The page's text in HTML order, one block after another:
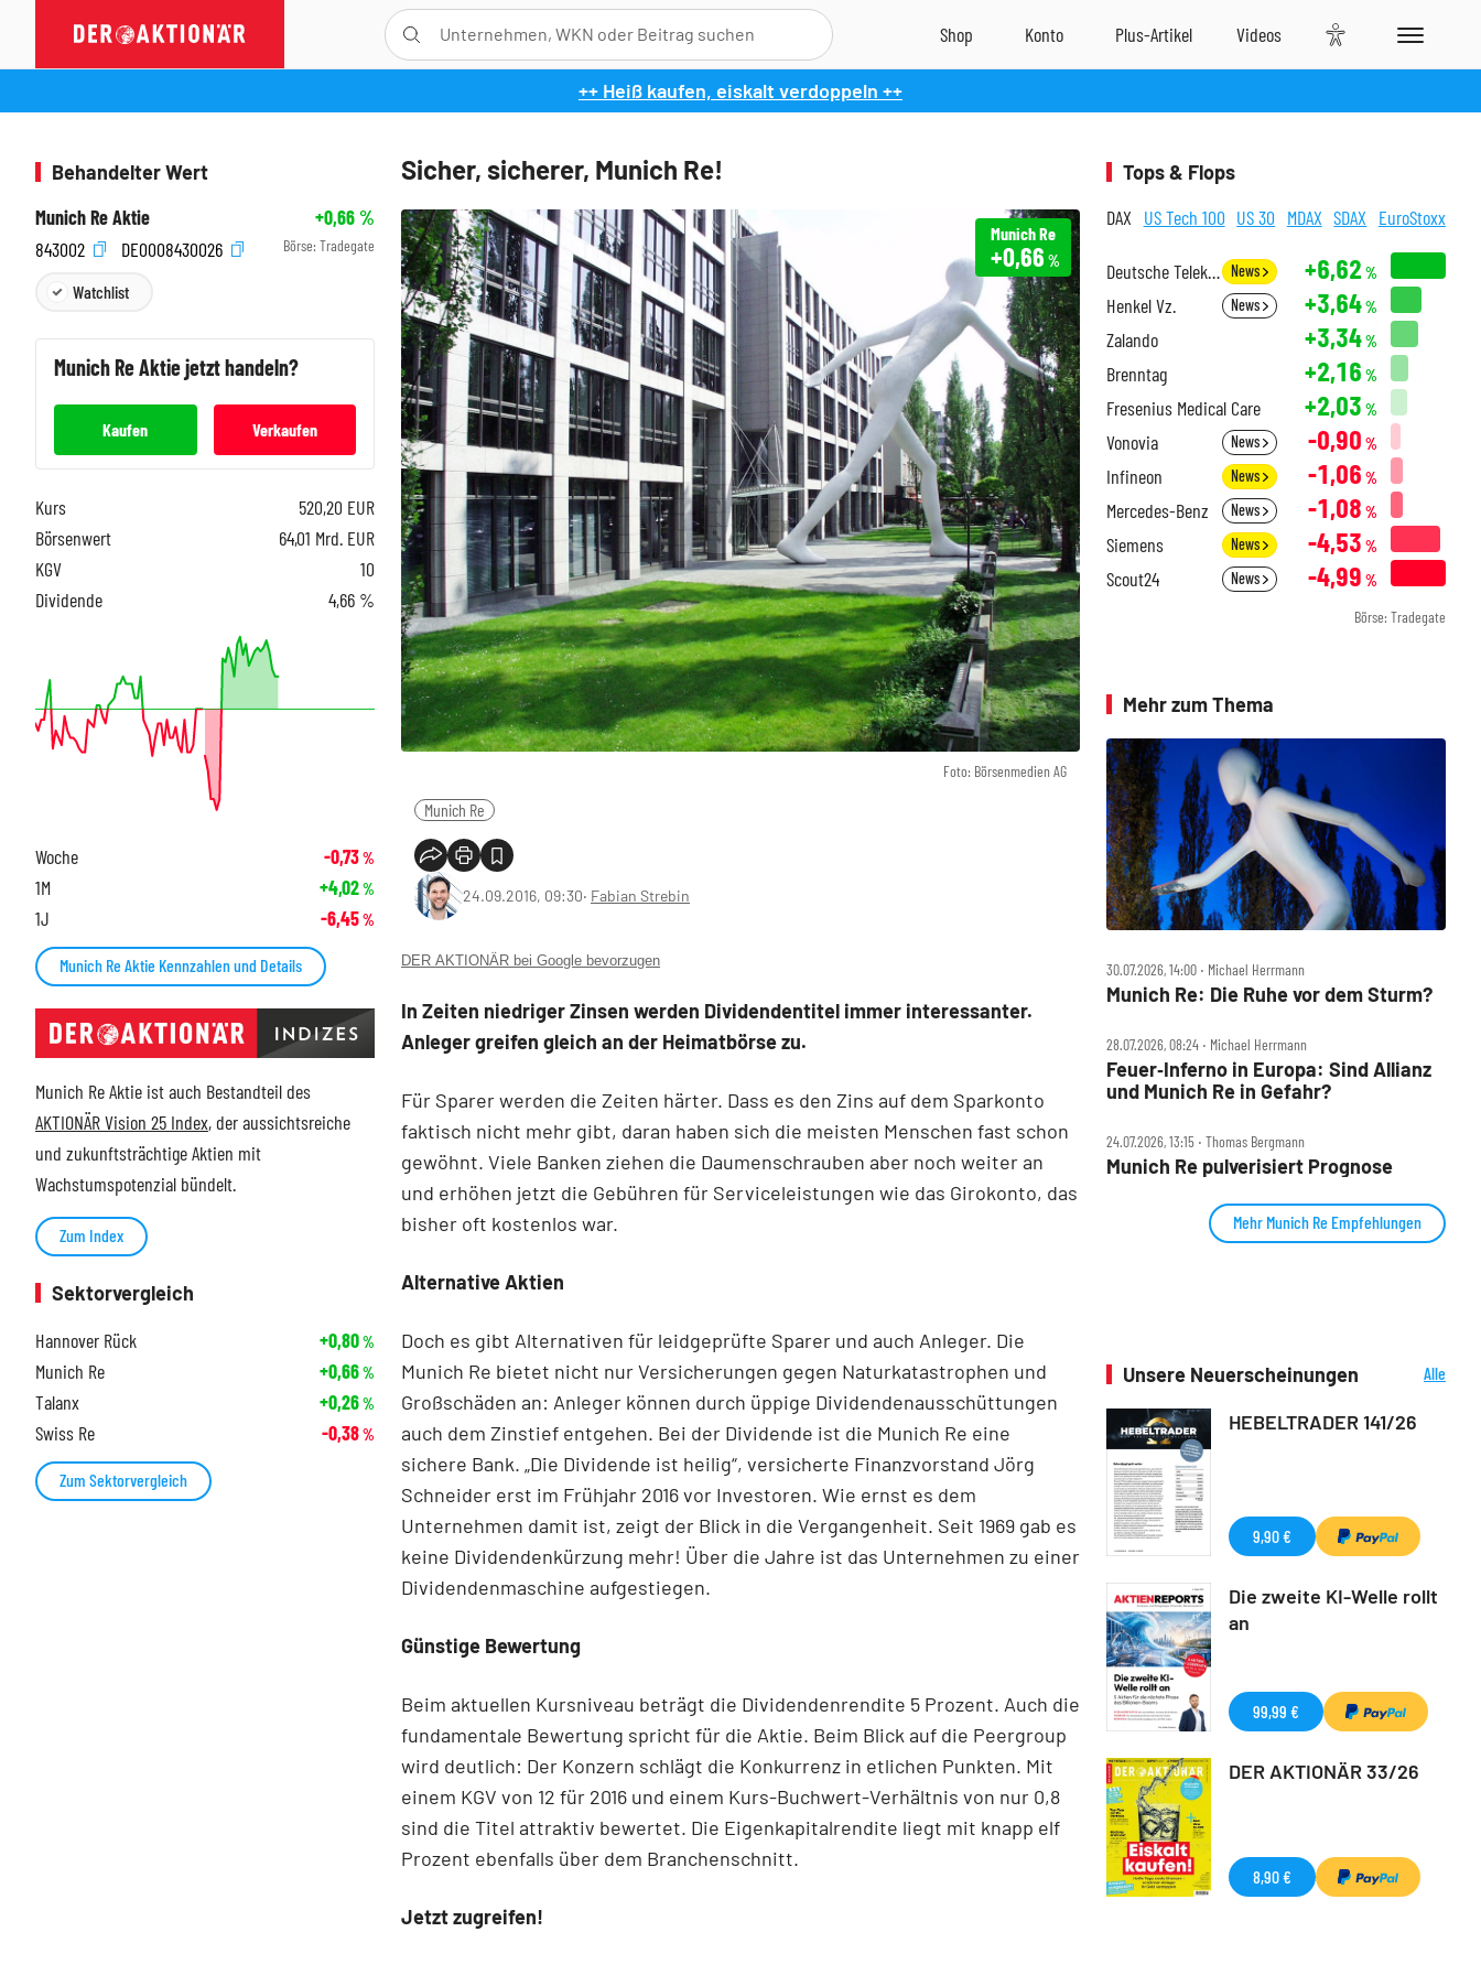
++ Heiß kaufen, eiskalt verdoppeln ++
Sicher, sicherer, Munich Re!
Foto: Börsenmedien AG
Munich Re
+0,66 %
Munich Re
24.09.2016, 09:30‧ Fabian Strebin
DER AKTIONÄR bei Google bevorzugen
In Zeiten niedriger Zinsen werden Dividendentitel immer interessanter.
Anleger greifen gleich an der Heimatbörse zu.
Für Sparer werden die Zeiten härter. Dass es den Zins auf dem Sparkonto
faktisch nicht mehr gibt, daran haben sich die meisten Menschen fast schon
gewöhnt. Viele Banken ziehen die Daumenschrauben aber noch weiter an
und erhöhen jetzt die Gebühren für Serviceleistungen wie das Girokonto, das
bisher oft kostenlos war.
Alternative Aktien
Doch es gibt Alternativen für leidgeprüfte Sparer und auch Anleger. Die
Munich Re bietet nicht nur Versicherungen gegen Naturkatastrophen und
Großschäden an: Anleger können durch üppige Dividendenausschüttungen
auch dem Zinstief entgehen. Bei der Dividende ist die Munich Re eine
sichere Bank. „Die Dividende ist heilig“, versicherte Finanzvorstand Jörg
Schneider erst im Frühjahr 2016 vor Investoren. Wie ernst es dem
Unternehmen damit ist, zeigt der Blick in die Vergangenheit. Seit 1969 gab es
keine Dividendenkürzung mehr! Über die Jahre ist das Unternehmen zu einer
Dividendenmaschine aufgestiegen.
Günstige Bewertung
Beim aktuellen Kursniveau beträgt die Dividendenrendite 5 Prozent. Auch die
fundamentale Bewertung spricht für die Aktie. Beim Blick auf die Peergroup
wird deutlich: Der Konzern schlägt die Konkurrenz in etlichen Punkten. Mit
einem KGV von 12 für 2016 und einem Kurs-Buchwert-Verhältnis von nur 0,8
sind die Titel attraktiv bewertet. Die Eigenkapitalrendite liegt mit knapp elf
Prozent ebenfalls über dem Branchenschnitt.
Jetzt zugreifen!
Behandelter Wert
Munich Re Aktie
+0,66%
843002
DE0008430026 Börse: Tradegate
Watchlist
Munich ReAktie jetzt handeln?
Kaufen Verkaufen
Kurs 520,20 EUR
Börsenwert
64,01 Mrd. EUR
KGV
10
Dividende
4,66 %
Woche -0,73%
1M +4,02%
1J -6,45%
Munich Re Aktie Kennzahlen und Details
Munich Re Aktie ist auch Bestandteil des
AKTIONÄR Vision 25 Index, der aussichtsreiche
und zukunftsträchtige Aktien mit
Wachstumspotenzial bündelt.
Zum Index
Sektorvergleich
Hannover Rück
+0,80%
Munich Re +0,66%
Talanx +0,26%
Swiss Re -0,38%
Zum Sektorvergleich
Tops & Flops
DAX US Tech 100 US 30 MDAX SDAX EuroStoxx
Deutsche Telekom News +6,62 %
Henkel Vz. News +3,64%
Zalando +3,34%
Brenntag +2,16 %
Fresenius Medical Care +2,03 %
Vonovia News -0,90 %
Infineon News -1,06 %
Mercedes-Benz News -1,08 %
Siemens News -4,53 %
Scout24 News -4,99 %
Börse: Tradegate
Mehr zum Thema
30.07.2026, 14:00 ‧ Michael Herrmann
Munich Re: Die Ruhe vor dem Sturm?
28.07.2026, 08:24 ‧ Michael Herrmann
Feuer‑Inferno in Europa: Sind Allianz
und Munich Re in Gefahr?
24.07.2026, 13:15 ‧ Thomas Bergmann
Munich Re pulverisiert Prognose
Mehr Munich Re Empfehlungen
Unsere Neuerscheinungen
Alle
HEBELTRADER 141/26
9,90 €
Die zweite KI-Welle rollt
an
99,99 €
DER AKTIONÄR 33/26
8,90 €